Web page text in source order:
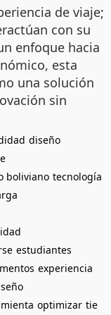
de viaje;
con su
enfoque hacia
esta
una solución
sin
diseño
boliviano tecnología
estudiantes
experiencia
optimizar tie